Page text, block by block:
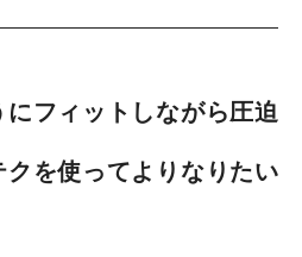
フィットしながら圧迫
を使ってよりなりたい